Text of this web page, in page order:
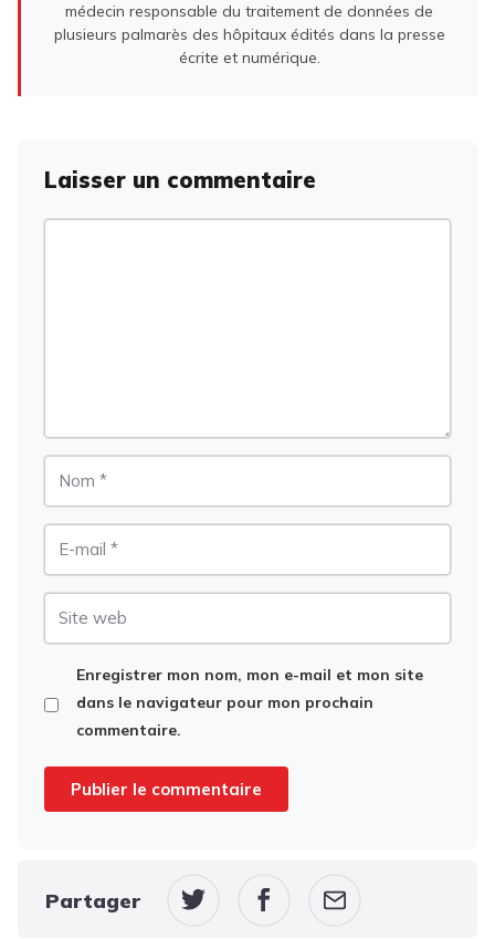
médecin responsable du traitement de données de
plusieurs palmarès des hôpitaux édités dans la presse
écrite et numérique.
Laisser un commentaire
Enregistrer mon nom, mon e-mail et mon site
dans le navigateur pour mon prochain
commentaire.
Partager